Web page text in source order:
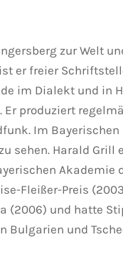
zur Welt
er freier
im Dialekt und in
Er produziert
Im Bayerischen
sehen. Harald Grill
Akademie
Fleißer-Preis
(2006) und hatte
Bulgarien und